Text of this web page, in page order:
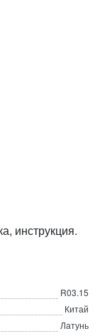
инструкция.
R03.15
Китай
Латунь